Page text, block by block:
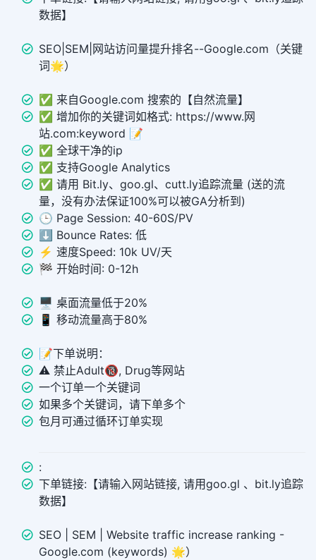
数据】
SEO|SEM|网站访问量提升排名--Google.com（关键
词🌟）
✅ 来自Google.com 搜索的【自然流量】
✅ 增加你的关键词如格式: https://www.网
站.com:keyword 📝
✅ 全球干净的ip
✅ 支持Google Analytics
✅ 请用 Bit.ly、goo.gl、cutt.ly追踪流量 (送的流
量，没有办法保证100%可以被GA分析到)
🕒 Page Session: 40-60S/PV
⬇️ Bounce Rates: 低
⚡️ 速度Speed: 10k UV/天
🏁 开始时间: 0-12h
🖥️ 桌面流量低于20%
📱 移动流量高于80%
📝下单说明：
⚠️ 禁止Adult🔞, Drug等网站
一个订单一个关键词
如果多个关键词，请下单多个
包月可通过循环订单实现
:
下单链接:【请输入网站链接, 请用goo.gl 、bit.ly追踪
数据】
SEO | SEM | Website traffic increase ranking -
Google.com (keywords) 🌟）